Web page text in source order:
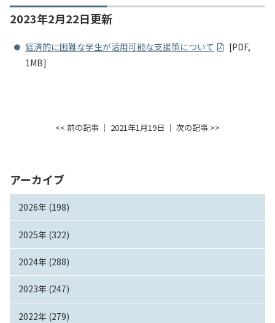
アーカイブ
2026年 (198)
2025年 (322)
2024年 (288)
2023年 (247)
2022年 (279)
2023年2月22日更新
経済的に困難な学生が活用可能な支援策について
[PDF,
1MB]
<< 前の記事 │ 2021年1月19日 │ 次の記事 >>